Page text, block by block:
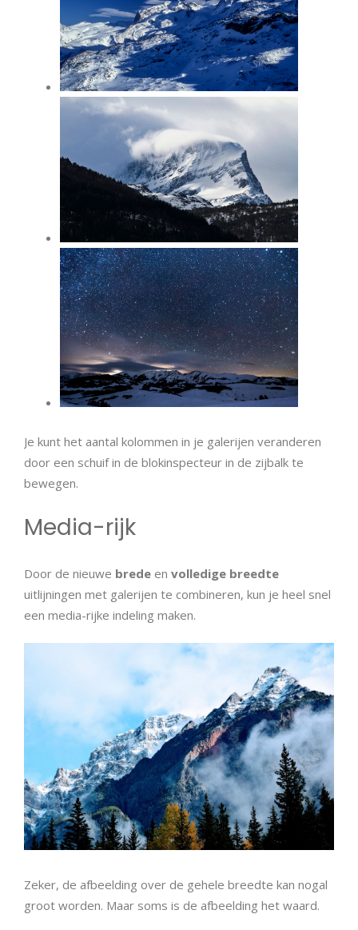
Je kunt het aantal kolommen in je galerijen veranderen
door een schuif in de blokinspecteur in de zijbalk te
bewegen.
Media-rijk
Door de nieuwe brede en volledige breedte
uitlijningen met galerijen te combineren, kun je heel snel
een media-rijke indeling maken.
Zeker, de afbeelding over de gehele breedte kan nogal
groot worden. Maar soms is de afbeelding het waard.